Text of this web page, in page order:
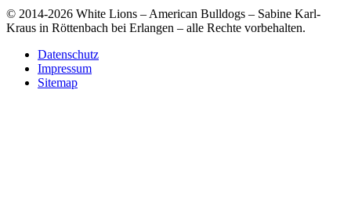
© 2014-2026 White Lions – American Bulldogs – Sabine Karl-
Kraus in Röttenbach bei Erlangen – alle Rechte vorbehalten.
Datenschutz
Impressum
Sitemap